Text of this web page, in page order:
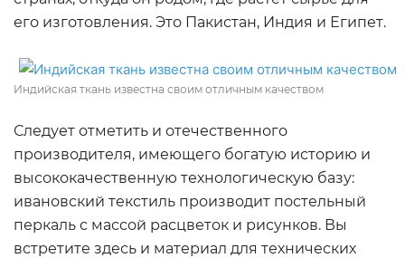
его изготовления. Это Пакистан, Индия и Египет.
Индийская ткань известна своим отличным качеством
Следует отметить и отечественного
производителя, имеющего богатую историю и
высококачественную технологическую базу:
ивановский текстиль производит постельный
перкаль с массой расцветок и рисунков. Вы
встретите здесь и материал для технических